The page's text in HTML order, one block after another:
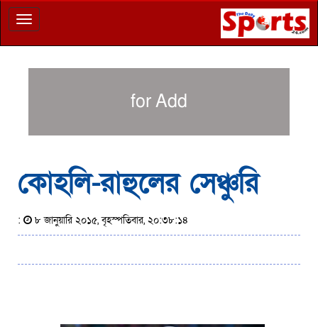
Toggle
navigation
for Add
কোহলি-রাহুলের সেঞ্চুরি
: ৮ জানুয়ারি ২০১৫, বৃহস্পতিবার, ২০:৩৮:১৪